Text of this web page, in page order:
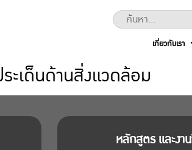
เกี่ยวกับเรา
ะเด็นด้านสิ่งแวดล้อม
หลักสูตร และงา